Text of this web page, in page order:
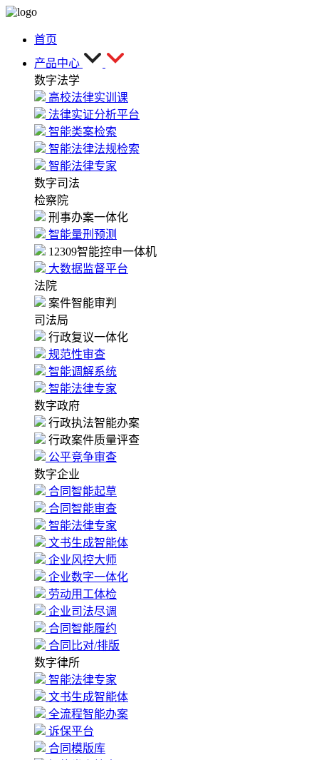
首页
产品中心
数字法学
高校法律实训课
法律实证分析平台
智能类案检索
智能法律法规检索
智能法律专家
数字司法
检察院
刑事办案一体化
智能量刑预测
12309智能控申一体机
大数据监督平台
法院
案件智能审判
司法局
行政复议一体化
规范性审查
智能调解系统
智能法律专家
数字政府
行政执法智能办案
行政案件质量评查
公平竞争审查
数字企业
合同智能起草
合同智能审查
智能法律专家
文书生成智能体
企业风控大师
企业数字一体化
劳动用工体检
企业司法尽调
合同智能履约
合同比对/排版
数字律所
智能法律专家
文书生成智能体
全流程智能办案
诉保平台
合同模版库